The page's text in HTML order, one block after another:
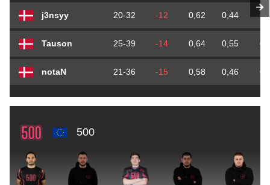
j3nsyy 20-32 -12 0,62 0,44
Tauson 25-39 -14 0,64 0,55
notaN 21-36 -15 0,58 0,46
500